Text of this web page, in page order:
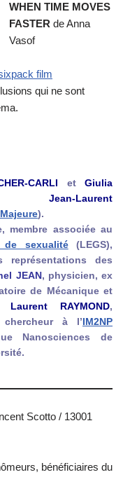
WHEN TIME MOVES
FASTER de Anna
Vasof
film
qui ne sont
CARLI etGiulia
Jean-Laurent
).
membre associée au
de sexualité(LEGS),
représentations des
JEAN, physicien, ex
de Mécanique et
Laurent RAYMOND,
à l’IM2NP
Nanosciences de
Scotto / 13001
bénéficiaires du